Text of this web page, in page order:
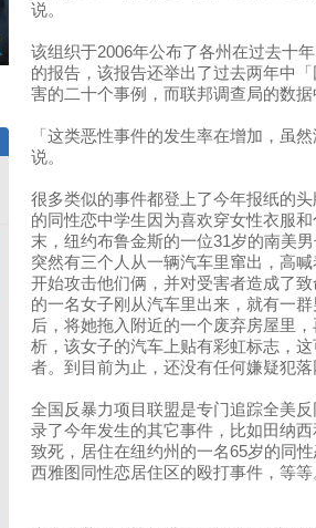
说。
该组织于2006年公布了各州在过去十
的报告，该报告还举出了过去两年中
害的二十个事例，而联邦调查局的数
「这类恶性事件的发生率在增加，虽
说。
很多类似的事件都登上了今年报纸的
的同性恋中学生因为喜欢穿女性衣服
末，纽约布鲁金斯的一位31岁的南美
突然有三个人从一辆汽车里窜出，高
开始攻击他们俩，并对受害者造成了
的一名女子刚从汽车里出来，就有一
后，将她拖入附近的一个废弃房屋里
析，该女子的汽车上贴有彩虹标志，
者。到目前为止，还没有任何嫌疑犯落
全国反暴力项目联盟是专门追踪全美
录了今年发生的其它事件，比如田纳
致死，居住在纽约州的一名65岁的同
西雅图同性恋居住区的殴打事件，等等